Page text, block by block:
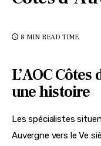
8 MIN READ TIME
L’AOC
une histoire
Les spécialistes
Auvergne vers le Ve